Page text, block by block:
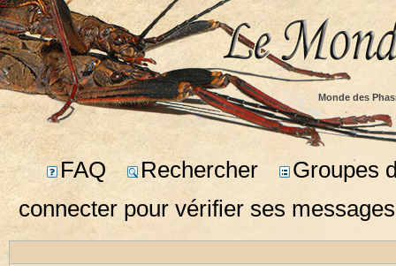
Monde des
FAQ Rechercher
Groupes
connecter pour vérifier ses